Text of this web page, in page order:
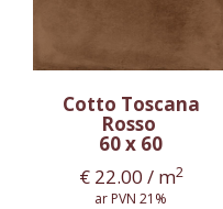
Cotto Toscana
Rosso
60 x 60
€22.00 / m2
ar PVN 21%